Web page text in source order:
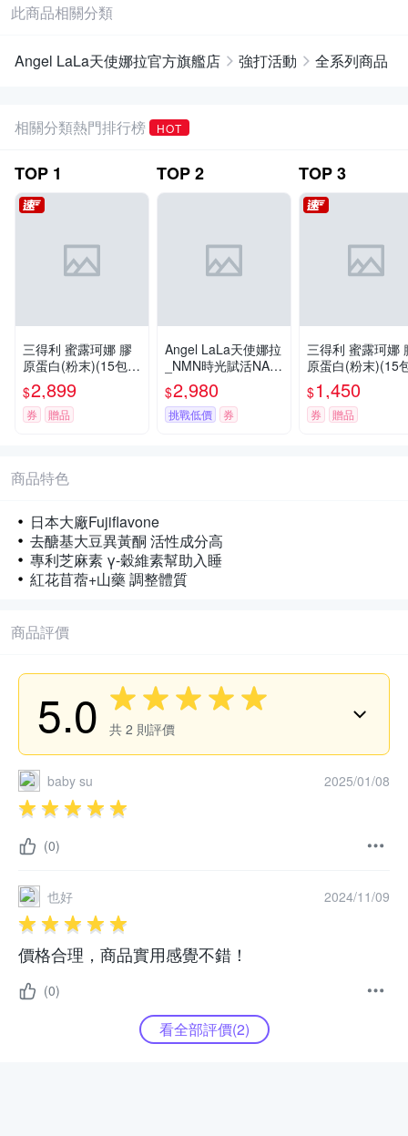
此商品相關分類
Angel LaLa天使娜拉官方旗艦店 強打活動 全系列商品
相關分類熱門排行榜 HOT
TOP 1
三得利 蜜露珂娜 膠
原蛋白(粉末)(15包/
盒)x4-共60包
$2,899
券 贈品
TOP2
Angel LaLa天使娜拉
_NMN時光賦活NAD
H EX膠囊x5盒(30顆/
盒)
$2,980
挑戰低價 券
TOP3
三得利 蜜露珂娜
原蛋白(粉末)(15
盒)x2-共30包
$1,450
券 贈品
商品特色
日本大廠Fujiflavone
去醣基大豆異黃酮 活性成分高
專利芝麻素 γ-穀維素幫助入睡
紅花苜蓿+山藥 調整體質
商品評價
5.0 共 2 則評價
baby su 2025/01/08
(0)
也好 2024/11/09
價格合理，商品實用感覺不錯！
(0)
看全部評價(2)